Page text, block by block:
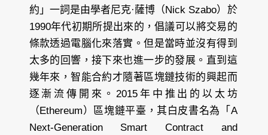
約」一詞是由學者尼克·薩博（Nick Szabo）於
1990年代初期所提出來的，倡議可以將交易的
條款透過電腦化來落實。但是當時並沒有得到
太多的回響，接下來也進一步的發展。直到這
幾年來，智能合約才隨著區塊鏈技術的興起而
逐漸流傳開來。2015年中推出的以太坊
（Ethereum）區塊鏈平臺，其白皮書名為「A
Next-Generation Smart Contract and